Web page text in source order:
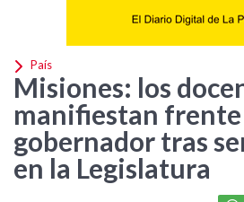
País
Misiones: los
manifiestan frente
gobernador tras
en la Legislatura